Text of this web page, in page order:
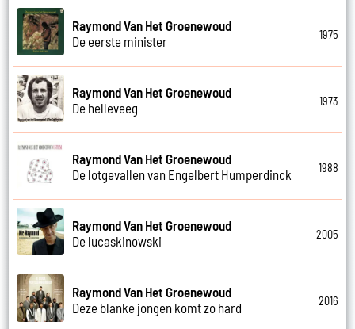
Raymond Van Het Groenewoud
De eerste minister
1975
Raymond Van Het Groenewoud
De helleveeg
1973
Raymond Van Het Groenewoud
De lotgevallen van Engelbert Humperdinck
1988
Raymond Van Het Groenewoud
De lucaskinowski
2005
Raymond Van Het Groenewoud
Deze blanke jongen komt zo hard
2016